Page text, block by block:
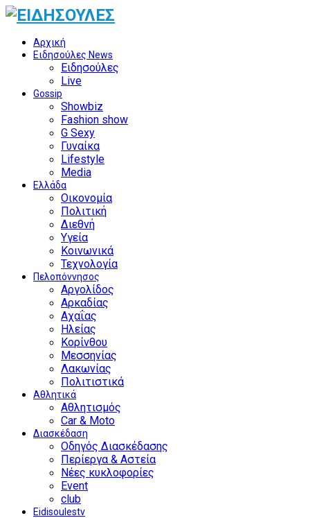
Αρχική
Ειδησούλες News
Ειδησούλες
Live
Gossip
Showbiz
Fashion show
G Sexy
Γυναίκα
Lifestyle
Media
Ελλάδα
Οικονομία
Πολιτική
Διεθνή
Υγεία
Κοινωνικά
Τεχνολογία
Πελοπόννησος
Αργολίδος
Αρκαδίας
Αχαΐας
Ηλείας
Κορίνθου
Μεσσηνίας
Λακωνίας
Πολιτιστικά
Αθλητικά
Αθλητισμός
Car & Moto
Διασκέδαση
Οδηγός Διασκέδασης
Περίεργα & Αστεία
Νέες κυκλοφορίες
Event
club
Eidisoulestv